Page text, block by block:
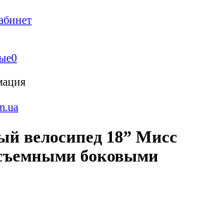
0
велосипед 18” Мисс
боковыми